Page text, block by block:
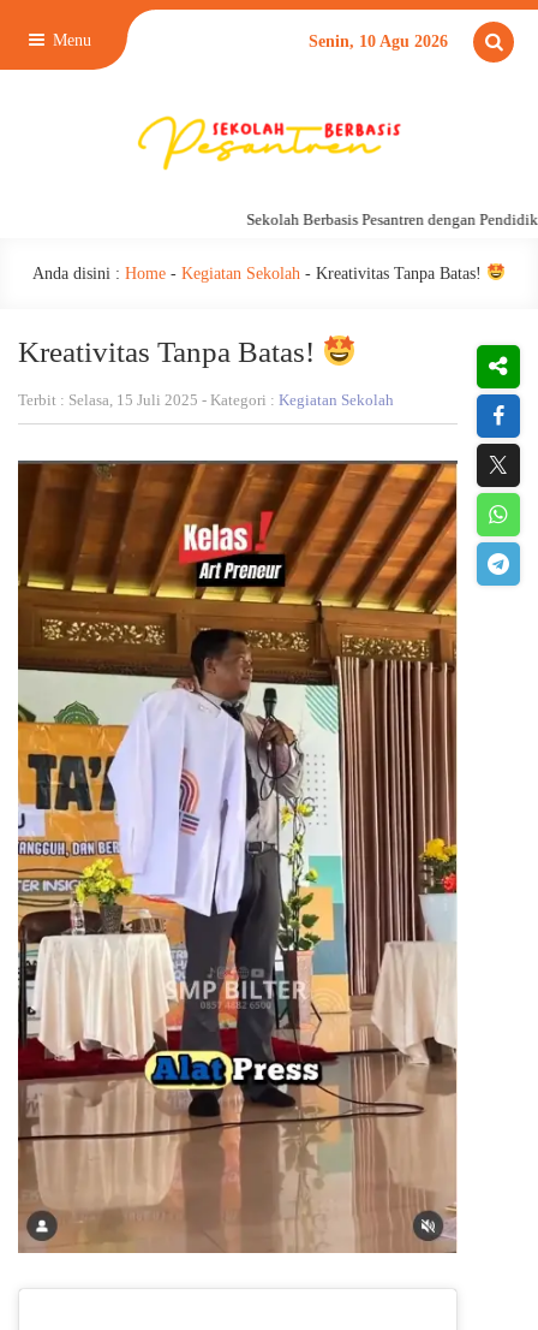
Menu Senin, 10 Agu 2026
Sekolah Berbasis Pesantren dengan Pendidikan
Anda disini : Home -Kegiatan Sekolah -Kreativitas Tanpa Batas!
Kreativitas Tanpa Batas!
Terbit : Selasa, 15 Juli 2025 - Kategori : Kegiatan Sekolah